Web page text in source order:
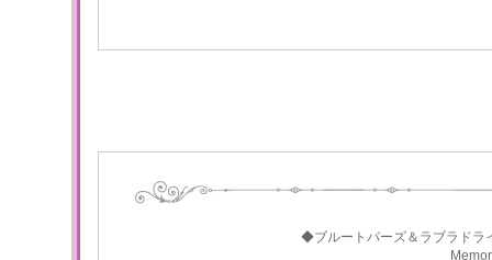
◆ブルートパーズ＆ラブラドラ